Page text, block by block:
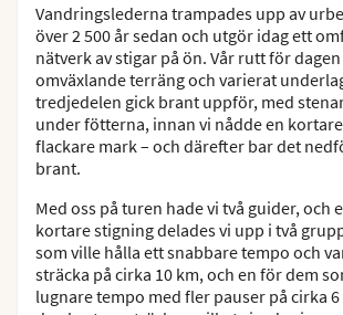
Vandringslederna trampades upp av
över 2 500 år sedan och utgör idag ett
nätverk av stigar på ön. Vår rutt för
omväxlande terräng och varierat
tredjedelen gick brant uppför, med
under fötterna, innan vi nådde en
flackare mark – och därefter bar det
brant.
Med oss på turen hade vi två guider, och
kortare stigning delades vi upp i två
som ville hålla ett snabbare tempo och
sträcka på cirka 10 km, och en för dem
lugnare tempo med fler pauser på cirka